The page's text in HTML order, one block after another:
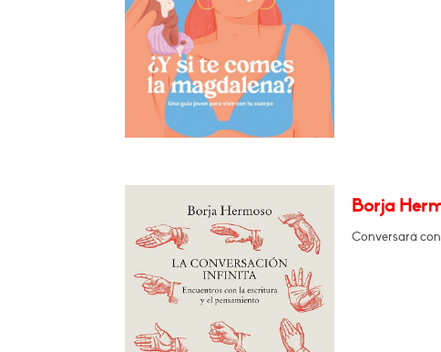
Borja
Conversará